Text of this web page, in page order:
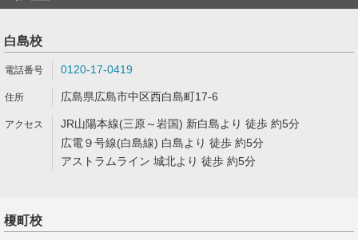
白島校
0120-17-0419
広島県広島市中区西白島町17-6
JR山陽本線(三原～岩国) 新白島より 徒歩 約5分
広電９号線(白島線) 白島より 徒歩 約5分
アストラムライン 城北より 徒歩 約5分
榎町校